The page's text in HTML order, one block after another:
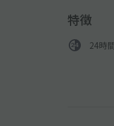
特徴
24時